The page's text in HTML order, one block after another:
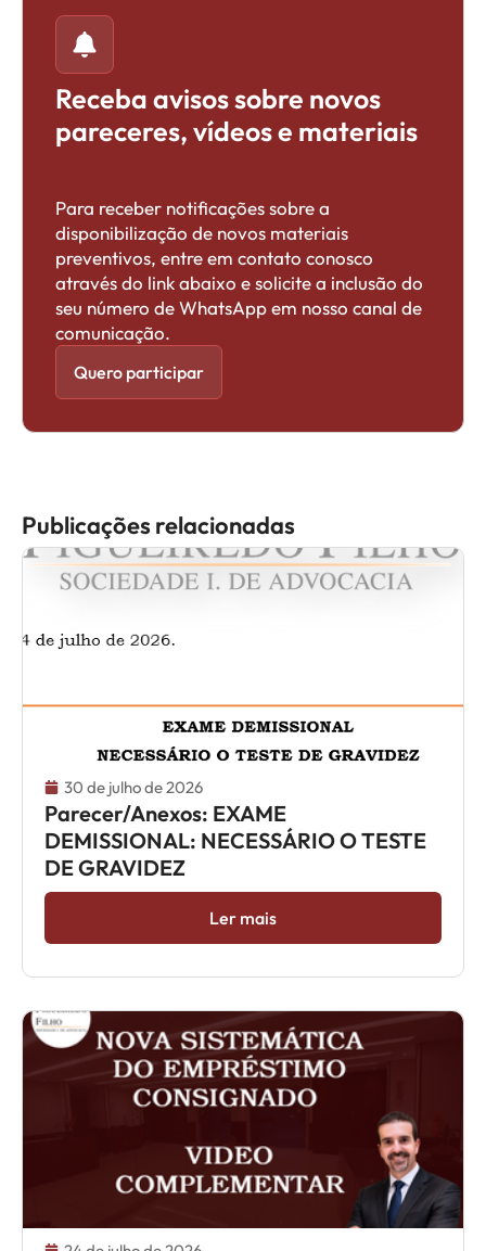
Receba avisos sobre novos
pareceres, vídeos e materiais
Para receber notificações sobre a
disponibilização de novos materiais
preventivos, entre em contato conosco
através do link abaixo e solicite a inclusão do
seu número de WhatsApp em nosso canal de
comunicação.
Quero participar
Publicações relacionadas
30 de julho de 2026
Parecer/Anexos: EXAME
DEMISSIONAL: NECESSÁRIO O TESTE
DE GRAVIDEZ
Ler mais